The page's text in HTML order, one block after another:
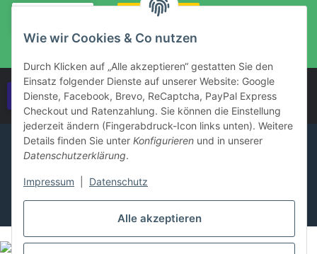
Alle akzeptieren
Wie wir Cookies & Co nutzen
Durch Klicken auf „Alle akzeptieren“ gestatten Sie den
Einsatz folgender Dienste auf unserer Website: Google
Dienste, Facebook, Brevo, ReCaptcha, PayPal Express
Checkout und Ratenzahlung. Sie können die Einstellung
jederzeit ändern (Fingerabdruck-Icon links unten). Weitere
Details finden Sie unter Konfigurieren und in unserer
Datenschutzerklärung.
Impressum Datenschutz
Vertrag widerrufen